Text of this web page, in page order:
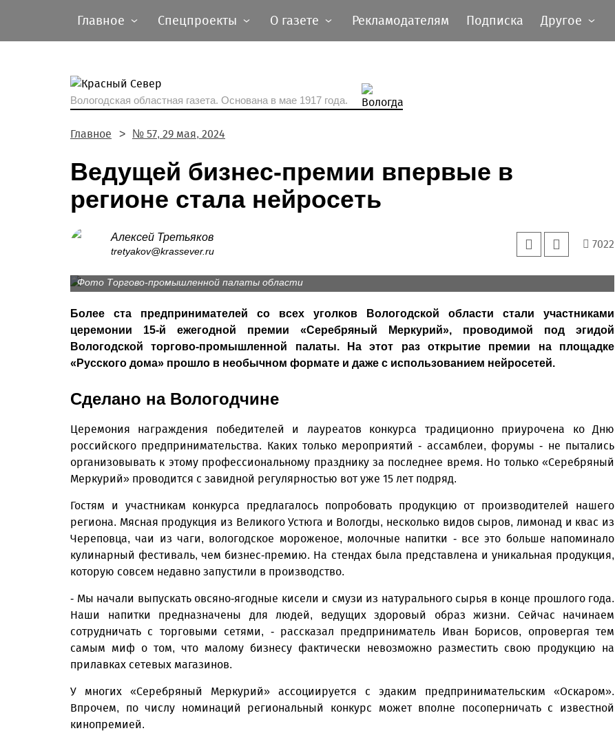
Главное Спецпроекты О газете Рекламодателям Подписка Другое
Вологодская областная газета. Основана в мае 1917 года.
Главное № 57, 29 мая, 2024
Ведущей бизнес-премии впервые в
регионе стала нейросеть
Алексей Третьяков
tretyakov@krassever.ru
7022
Дымковская игрушка, гжель, хохлома и другие росписи ожили на подиуме церемонии награждения
Фото Торгово-промышленной палаты области
Более ста предпринимателей со всех уголков Вологодской области стали участниками
церемонии 15-й ежегодной премии «Серебряный Меркурий», проводимой под эгидой
Вологодской торгово-промышленной палаты. На этот раз открытие премии на площадке
«Русского дома» прошло в необычном формате и даже с использованием нейросетей.
Сделано на Вологодчине
Церемония награждения победителей и лауреатов конкурса традиционно приурочена ко Дню
российского предпринимательства. Каких только мероприятий - ассамблеи, форумы - не пытались
организовывать к этому профессиональному празднику за последнее время. Но только «Серебряный
Меркурий» проводится с завидной регулярностью вот уже 15 лет подряд.
Гостям и участникам конкурса предлагалось попробовать продукцию от производителей нашего
региона. Мясная продукция из Великого Устюга и Вологды, несколько видов сыров, лимонад и квас из
Череповца, чаи из чаги, вологодское мороженое, молочные напитки - все это больше напоминало
кулинарный фестиваль, чем бизнес-премию. На стендах была представлена и уникальная продукция,
которую совсем недавно запустили в производство.
- Мы начали выпускать овсяно-ягодные кисели и смузи из натурального сырья в конце прошлого года.
Наши напитки предназначены для людей, ведущих здоровый образ жизни. Сейчас начинаем
сотрудничать с торговыми сетями, - рассказал предприниматель Иван Борисов, опровергая тем
самым миф о том, что малому бизнесу фактически невозможно разместить свою продукцию на
прилавках сетевых магазинов.
У многих «Серебряный Меркурий» ассоциируется с эдаким предпринимательским «Оскаром».
Впрочем, по числу номинаций региональный конкурс может вполне посоперничать с известной
кинопремией.